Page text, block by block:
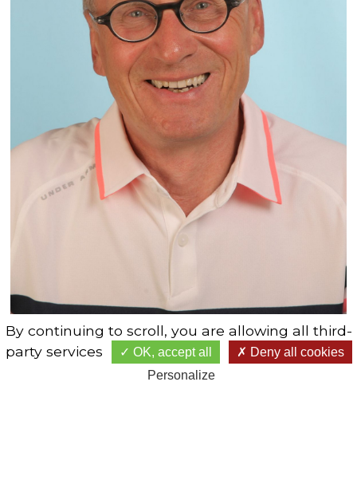
Captain Pfendler Thierry
By continuing to scroll, you are allowing all third-
party services
OK, accept all
Deny all cookies
Personalize